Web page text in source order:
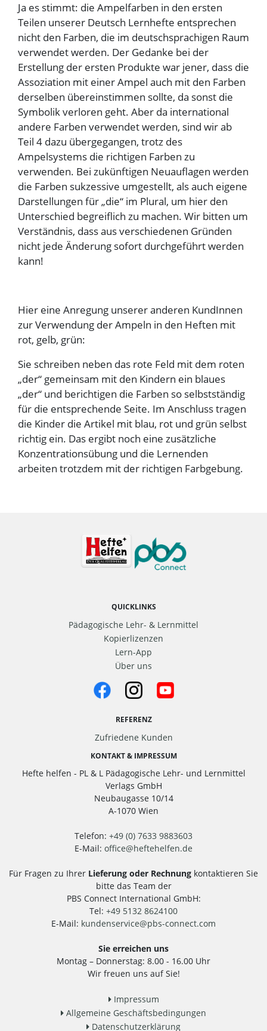
Ja es stimmt: die Ampelfarben in den ersten
Teilen unserer Deutsch Lernhefte entsprechen
nicht den Farben, die im deutschsprachigen Raum
verwendet werden. Der Gedanke bei der
Erstellung der ersten Produkte war jener, dass die
Assoziation mit einer Ampel auch mit den Farben
derselben übereinstimmen sollte, da sonst die
Symbolik verloren geht. Aber da international
andere Farben verwendet werden, sind wir ab
Teil 4 dazu übergegangen, trotz des
Ampelsystems die richtigen Farben zu
verwenden. Bei zukünftigen Neuauflagen werden
die Farben sukzessive umgestellt, als auch eigene
Darstellungen für „die“ im Plural, um hier den
Unterschied begreiflich zu machen. Wir bitten um
Verständnis, dass aus verschiedenen Gründen
nicht jede Änderung sofort durchgeführt werden
kann!
Hier eine Anregung unserer anderen KundInnen
zur Verwendung der Ampeln in den Heften mit
rot, gelb, grün:
Sie schreiben neben das rote Feld mit dem roten
„der“ gemeinsam mit den Kindern ein blaues
„der“ und berichtigen die Farben so selbstständig
für die entsprechende Seite. Im Anschluss tragen
die Kinder die Artikel mit blau, rot und grün selbst
richtig ein. Das ergibt noch eine zusätzliche
Konzentrationsübung und die Lernenden
arbeiten trotzdem mit der richtigen Farbgebung.
QUICKLINKS
Pädagogische Lehr- & Lernmittel
Kopierlizenzen
Lern-App
Über uns
REFERENZ
Zufriedene Kunden
KONTAKT & IMPRESSUM
Hefte helfen - PL & L Pädagogische Lehr- und Lernmittel
Verlags GmbH
Neubaugasse 10/14
A-1070 Wien
Telefon: +49 (0) 7633 9883603
E-Mail: office@heftehelfen.de
Für Fragen zu Ihrer Lieferung oder Rechnung kontaktieren Sie
bitte das Team der
PBS Connect International GmbH:
Tel: +49 5132 8624100
E-Mail: kundenservice@pbs-connect.com
Sie erreichen uns
Montag – Donnerstag: 8.00 - 16.00 Uhr
Wir freuen uns auf Sie!
Impressum
Allgemeine Geschäftsbedingungen
Datenschutzerklärung